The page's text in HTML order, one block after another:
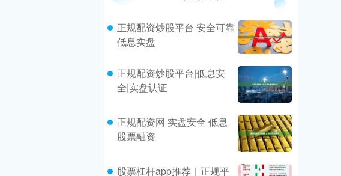
正规配资炒股平台 安全可靠
低息实盘
正规配资炒股平台|低息安
全|实盘认证
正规配资网 实盘安全 低息
股票融资
股票杠杆app推荐｜正规平